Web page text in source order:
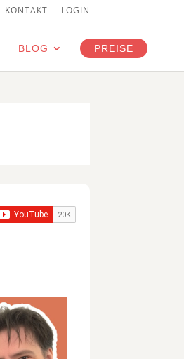
KONTAKT LOGIN
BLOG PREISE